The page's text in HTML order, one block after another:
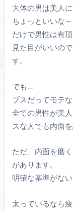
大体の男は美人
ちょっといいな
だけで男性は有
見た目がいいの
す。
でも…
ブスだってモテ
全ての男性が美
スな人でも内面
ただ、内面を磨
があります。
明確な基準がない
太っているなら痩